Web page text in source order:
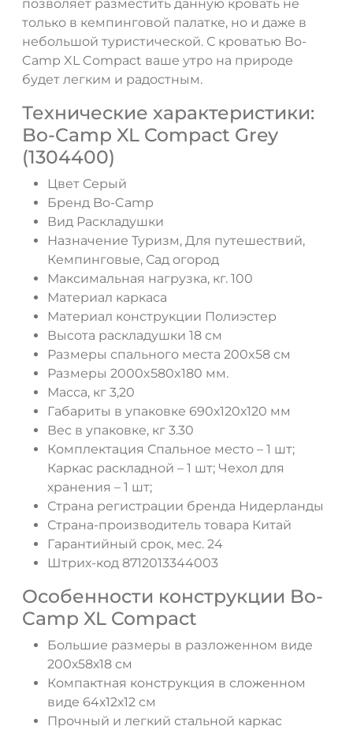
позволяет разместить данную кровать не
только в кемпинговой палатке, но и даже в
небольшой туристической. С кроватью Bo-
Camp XL Compact ваше утро на природе
будет легким и радостным.
Технические характеристики:
Bo-Camp XL Compact Grey
(1304400)
Цвет Серый
Бренд Bo-Camp
Вид Раскладушки
Назначение Туризм, Для путешествий,
Кемпинговые, Сад огород
Максимальная нагрузка, кг. 100
Материал каркаса
Материал конструкции Полиэстер
Высота раскладушки 18 см
Размеры спального места 200x58 см
Размеры 2000x580x180 мм.
Масса, кг 3,20
Габариты в упаковке 690х120х120 мм
Вес в упаковке, кг 3.30
Комплектация Спальное место – 1 шт;
Каркас раскладной – 1 шт; Чехол для
хранения – 1 шт;
Страна регистрации бренда Нидерланды
Страна-производитель товара Китай
Гарантийный срок, мес. 24
Штрих-код 8712013344003
Особенности конструкции Bo-
Camp XL Compact
Большие размеры в разложенном виде
200х58х18 см
Компактная конструкция в сложенном
виде 64х12х12 см
Прочный и легкий стальной каркас
ДА НЕТ